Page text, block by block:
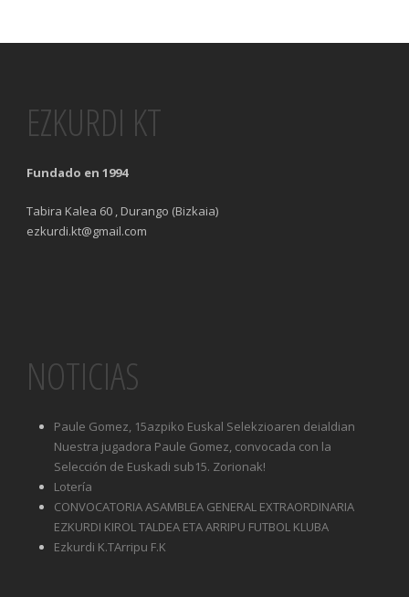
EZKURDI KT
Fundado en 1994
Tabira Kalea 60 , Durango (Bizkaia)
ezkurdi.kt@gmail.com
NOTICIAS
Paule Gomez, 15azpiko Euskal Selekzioaren deialdian
Nuestra jugadora Paule Gomez, convocada con la
Selección de Euskadi sub15. Zorionak!
Lotería
CONVOCATORIA ASAMBLEA GENERAL EXTRAORDINARIA
EZKURDI KIROL TALDEA ETA ARRIPU FUTBOL KLUBA
Ezkurdi K.TArripu F.K